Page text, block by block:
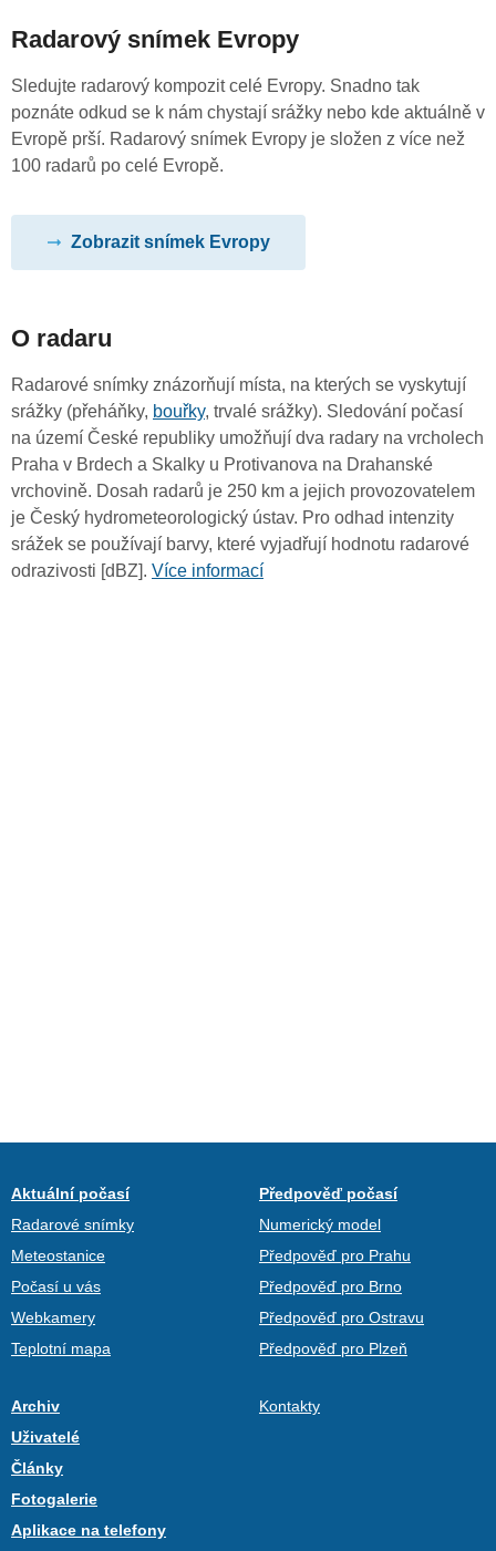
Radarový snímek Evropy
Sledujte radarový kompozit celé Evropy. Snadno tak
poznáte odkud se k nám chystají srážky nebo kde aktuálně v
Evropě prší. Radarový snímek Evropy je složen z více než
100 radarů po celé Evropě.
Zobrazit snímek Evropy
O radaru
Radarové snímky znázorňují místa, na kterých se vyskytují
srážky (přeháňky, bouřky, trvalé srážky). Sledování počasí
na území České republiky umožňují dva radary na vrcholech
Praha v Brdech a Skalky u Protivanova na Drahanské
vrchovině. Dosah radarů je 250 km a jejich provozovatelem
je Český hydrometeorologický ústav. Pro odhad intenzity
srážek se používají barvy, které vyjadřují hodnotu radarové
odrazivosti [dBZ]. Více informací
Aktuální počasí
Radarové snímky
Meteostanice
Počasí u vás
Webkamery
Teplotní mapa
Předpověď počasí
Numerický model
Předpověď pro Prahu
Předpověď pro Brno
Předpověď pro Ostravu
Předpověď pro Plzeň
Archiv
Uživatelé
Články
Fotogalerie
Aplikace na telefony
Kontakty